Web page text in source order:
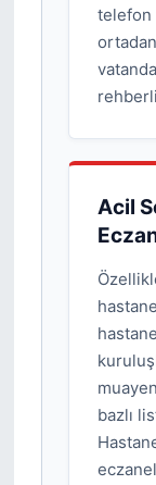
telefon
Acil
bazlı